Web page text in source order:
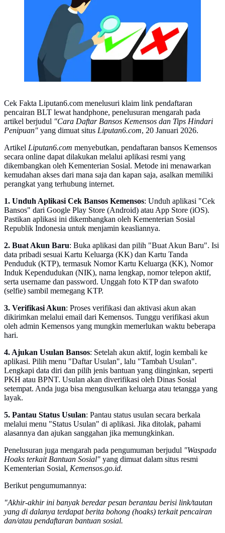
Cek Fakta Liputan6.com menelusuri klaim link pendaftaran
pencairan BLT lewat handphone, penelusuran mengarah pada
artikel berjudul "Cara Daftar Bansos Kemensos dan Tips Hindari
Penipuan" yang dimuat situs Liputan6.com, 20 Januari 2026.
Artikel Liputan6.com menyebutkan, pendaftaran bansos Kemensos
secara online dapat dilakukan melalui aplikasi resmi yang
dikembangkan oleh Kementerian Sosial. Metode ini menawarkan
kemudahan akses dari mana saja dan kapan saja, asalkan memiliki
perangkat yang terhubung internet.
1. Unduh Aplikasi Cek Bansos Kemensos: Unduh aplikasi "Cek
Bansos" dari Google Play Store (Android) atau App Store (iOS).
Pastikan aplikasi ini dikembangkan oleh Kementerian Sosial
Republik Indonesia untuk menjamin keasliannya.
2. Buat Akun Baru: Buka aplikasi dan pilih "Buat Akun Baru". Isi
data pribadi sesuai Kartu Keluarga (KK) dan Kartu Tanda
Penduduk (KTP), termasuk Nomor Kartu Keluarga (KK), Nomor
Induk Kependudukan (NIK), nama lengkap, nomor telepon aktif,
serta username dan password. Unggah foto KTP dan swafoto
(selfie) sambil memegang KTP.
3. Verifikasi Akun: Proses verifikasi dan aktivasi akun akan
dikirimkan melalui email dari Kemensos. Tunggu verifikasi akun
oleh admin Kemensos yang mungkin memerlukan waktu beberapa
hari.
4. Ajukan Usulan Bansos: Setelah akun aktif, login kembali ke
aplikasi. Pilih menu "Daftar Usulan", lalu "Tambah Usulan".
Lengkapi data diri dan pilih jenis bantuan yang diinginkan, seperti
PKH atau BPNT. Usulan akan diverifikasi oleh Dinas Sosial
setempat. Anda juga bisa mengusulkan keluarga atau tetangga yang
layak.
5. Pantau Status Usulan: Pantau status usulan secara berkala
melalui menu "Status Usulan" di aplikasi. Jika ditolak, pahami
alasannya dan ajukan sanggahan jika memungkinkan.
Penelusuran juga mengarah pada pengumuman berjudul "Waspada
Hoaks terkait Bantuan Sosial" yang dimuat dalam situs resmi
Kementerian Sosial, Kemensos.go.id.
Berikut pengumumannya:
"Akhir-akhir ini banyak beredar pesan berantau berisi link/tautan
yang di dalanya terdapat berita bohong (hoaks) terkait pencairan
dan/atau pendaftaran bantuan sosial.